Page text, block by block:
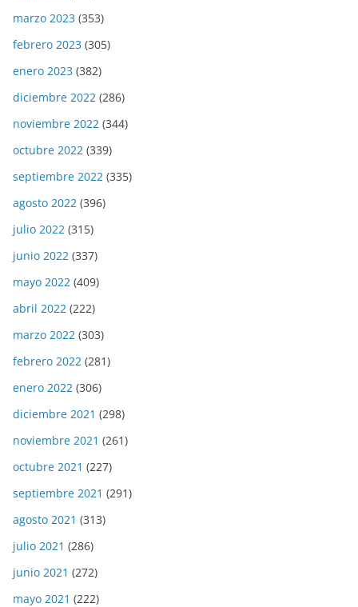
marzo 2023 (353)
febrero 2023 (305)
enero 2023 (382)
diciembre 2022 (286)
noviembre 2022 (344)
octubre 2022 (339)
septiembre 2022 (335)
agosto 2022 (396)
julio 2022 (315)
junio 2022 (337)
mayo 2022 (409)
abril 2022 (222)
marzo 2022 (303)
febrero 2022 (281)
enero 2022 (306)
diciembre 2021 (298)
noviembre 2021 (261)
octubre 2021 (227)
septiembre 2021 (291)
agosto 2021 (313)
julio 2021 (286)
junio 2021 (272)
mayo 2021 (222)